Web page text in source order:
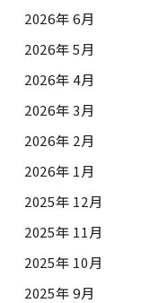
2026年 6月
2026年 5月
2026年 4月
2026年 3月
2026年 2月
2026年 1月
2025年 12月
2025年 11月
2025年 10月
2025年 9月